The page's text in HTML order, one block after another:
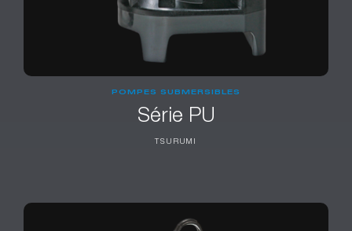
POMPES SUBMERSIBLES
Série PU
TSURUMI